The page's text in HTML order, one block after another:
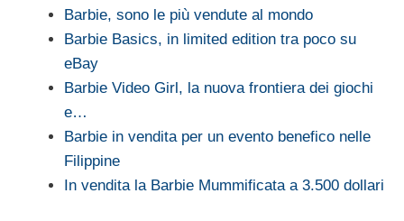
Barbie, sono le più vendute al mondo
Barbie Basics, in limited edition tra poco su
eBay
Barbie Video Girl, la nuova frontiera dei giochi
e…
Barbie in vendita per un evento benefico nelle
Filippine
In vendita la Barbie Mummificata a 3.500 dollari